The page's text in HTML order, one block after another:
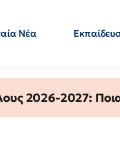
Νέα
2026-2027: